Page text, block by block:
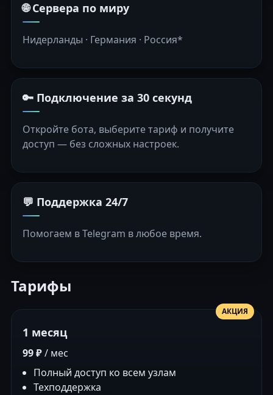
🌐 Сервера по миру
Нидерланды · Германия · Россия*
🔑 Подключение за 30 секунд
Откройте бота, выберите тариф и получите
доступ — без сложных настроек.
💬 Поддержка 24/7
Помогаем в Telegram в любое время.
Тарифы
АКЦИЯ
1 месяц
99 ₽/ мес
Полный доступ ко всем узлам
Техподдержка